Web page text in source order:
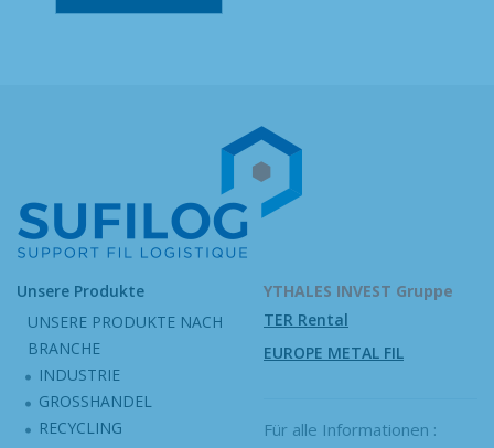
Unsere Produkte
UNSERE PRODUKTE NACH
BRANCHE
INDUSTRIE
GROSSHANDEL
RECYCLING
YTHALES INVEST Gruppe
TER Rental
EUROPE METAL FIL
Für alle Informationen :